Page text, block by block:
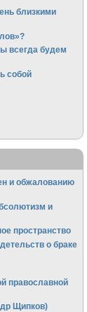
близкими
всегда будем
собой
и обжалованию
и
пространство
о браке
православной
Щипков)